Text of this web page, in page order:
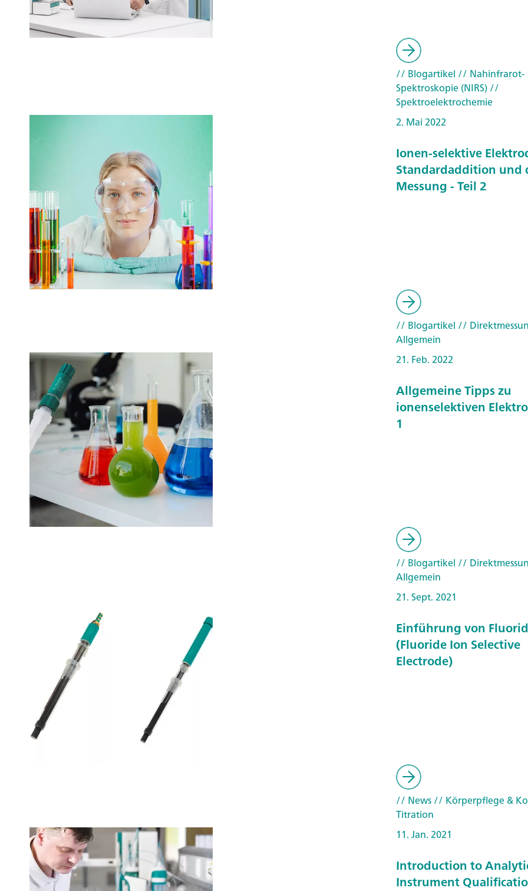
// Blogartikel // Nahinfrarot-
Spektroskopie (NIRS)//
Spektroelektrochemie
2. Mai 2022
Ionen-selektive
Standardaddition und
Messung - Teil 2
// Blogartikel //
Allgemein
21. Feb. 2022
Allgemeine Tipps zu
ionenselektiven
1
// Blogartikel //
Allgemein
21. Sept. 2021
Einführung von Fluorid
(Fluoride Ion Selective
Electrode)
// News// Körperpflege &
Titration
11. Jan. 2021
Introduction to
Instrument